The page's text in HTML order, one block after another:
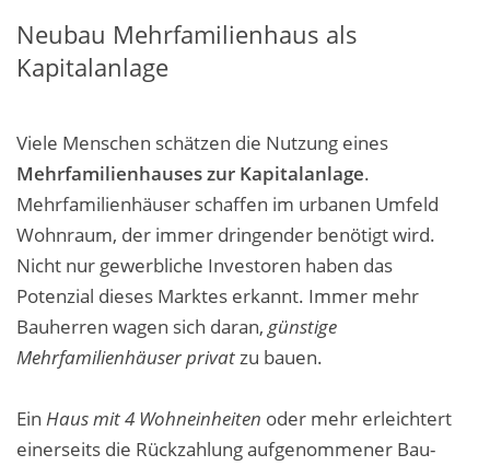
Neubau Mehrfamilienhaus als
Kapitalanlage
Viele Menschen schätzen die Nutzung eines
Mehrfamilienhauses zur Kapitalanlage.
Mehrfamilienhäuser schaffen im urbanen Umfeld
Wohnraum, der immer dringender benötigt wird.
Nicht nur gewerbliche Investoren haben das
Potenzial dieses Marktes erkannt. Immer mehr
Bauherren wagen sich daran, günstige
Mehrfamilienhäuser privatzu bauen.
Ein Haus mit 4 Wohneinheiten oder mehr erleichtert
einerseits die Rückzahlung aufgenommener Bau-